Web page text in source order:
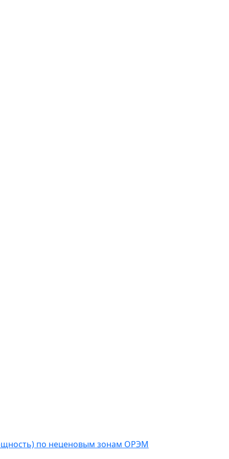
по неценовым зонам ОРЭМ